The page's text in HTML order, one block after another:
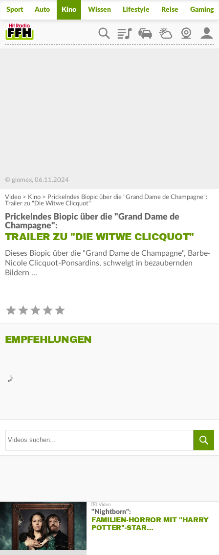
Sport Auto Kino Wissen Lifestyle Reise Gaming
PlaylistStaupilotWetterWebcam
© glomex, 06.11.2024
Video > Kino > Prickelndes Biopic über die "Grand Dame de Champagne":
Trailer zu "Die Witwe Clicquot"
Prickelndes Biopic über die "Grand Dame de
Champagne":
TRAILER ZU "DIE WITWE CLICQUOT"
Dieses Biopic über die "Grand Dame de Champagne", Barbe-
Nicole Clicquot-Ponsardins, schwelgt in bezaubernden
Bildern ...
EMPFEHLUNGEN
"Nightborn":
FAMILIEN-HORROR MIT "HARRY
POTTER"-STAR…